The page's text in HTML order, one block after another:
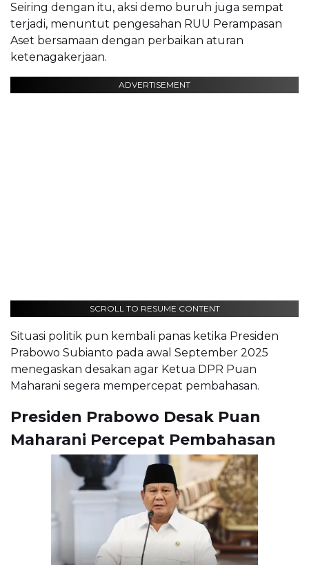
Seiring dengan itu, aksi demo buruh juga sempat
terjadi, menuntut pengesahan RUU Perampasan
Aset bersamaan dengan perbaikan aturan
ketenagakerjaan.
ADVERTISEMENT
SCROLL TO RESUME CONTENT
Situasi politik pun kembali panas ketika Presiden
Prabowo Subianto pada awal September 2025
menegaskan desakan agar Ketua DPR Puan
Maharani segera mempercepat pembahasan.
Presiden Prabowo Desak Puan
Maharani Percepat Pembahasan